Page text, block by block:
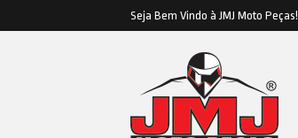
Seja Bem Vindo à JMJ Moto Peças!